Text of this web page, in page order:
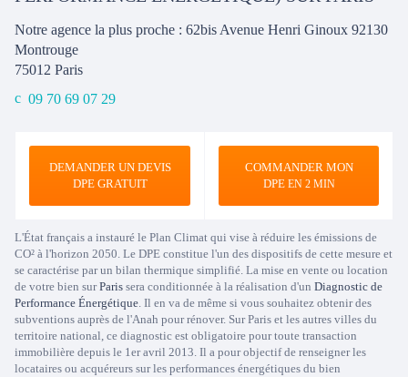
Notre agence la plus proche : 62bis Avenue Henri Ginoux 92130
Montrouge
75012 Paris
09 70 69 07 29
DEMANDER UN DEVIS
DPE GRATUIT
COMMANDER MON
DPEEN 2 MIN
L'État français a instauré le Plan Climat qui vise à réduire les émissions de
CO² à l'horizon 2050. Le DPE constitue l'un des dispositifs de cette mesure et
se caractérise par un bilan thermique simplifié. La mise en vente ou location
de votre bien surParis sera conditionnée à la réalisation d'un Diagnostic de
Performance Énergétique. Il en va de même si vous souhaitez obtenir des
subventions auprès de l'Anah pour rénover. Sur Paris et les autres villes du
territoire national, ce diagnostic est obligatoire pour toute transaction
immobilière depuis le 1er avril 2013. Il a pour objectif de renseigner les
locataires ou acquéreurs sur les performances énergétiques du bien